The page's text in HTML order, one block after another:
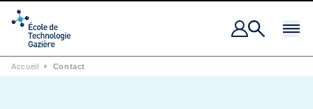
Ouvrir
Accueil ⏵ Contact